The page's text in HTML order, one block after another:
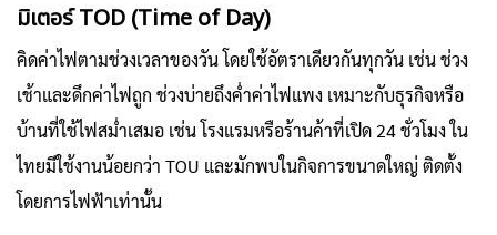
มิเตอร์ TOD (Time of Day)
คิดค่าไฟตามช่วงเวลาของวัน โดยใช้อัตราเดียวกันทุกวัน เช่น ช่วง
เช้าและดึกค่าไฟถูก ช่วงบ่ายถึงค่ำค่าไฟแพง เหมาะกับธุรกิจหรือ
บ้านที่ใช้ไฟสม่ำเสมอ เช่น โรงแรมหรือร้านค้าที่เปิด 24 ชั่วโมง ใน
ไทยมีใช้งานน้อยกว่า TOU และมักพบในกิจการขนาดใหญ่ ติดตั้ง
โดยการไฟฟ้าเท่านั้น